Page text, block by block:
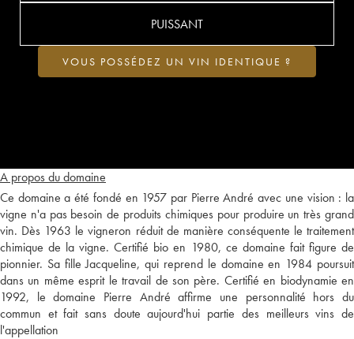
A propos du domaine
Ce domaine a été fondé en 1957 par Pierre André avec une vision : la
vigne n'a pas besoin de produits chimiques pour produire un très grand
vin. Dès 1963 le vigneron réduit de manière conséquente le traitement
chimique de la vigne. Certifié bio en 1980, ce domaine fait figure de
pionnier. Sa fille Jacqueline, qui reprend le domaine en 1984 poursuit
dans un même esprit le travail de son père. Certifié en biodynamie en
1992, le domaine Pierre André affirme une personnalité hors du
commun et fait sans doute aujourd'hui partie des meilleurs vins de
l'appellation
PUISSANT
VOUS POSSÉDEZ UN VIN IDENTIQUE ?